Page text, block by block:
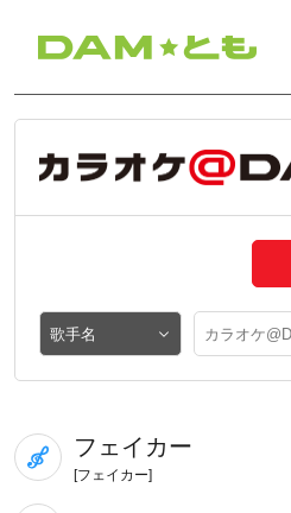
フェイカー
[フェイカー]